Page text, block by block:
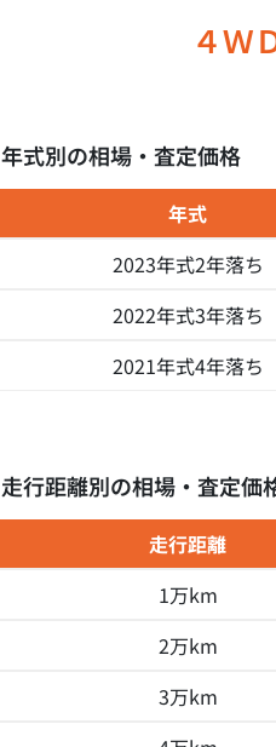
４Ｗ
年式別の相場・査定価格
年式
2023年式2年落ち
2022年式3年落ち
2021年式4年落ち
走行距離別の相場・査定価
走行距離
1万km
2万km
3万km